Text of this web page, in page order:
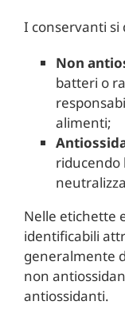
I conservanti
Non
batteri o
alimenti;
riducendo
Nelle etichette
identificabili
generalmente
non
antiossidanti.